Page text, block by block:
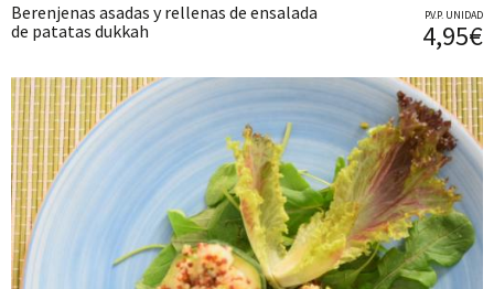
Berenjenas asadas y rellenas de ensalada
de patatas dukkah
P.V.P. UNIDAD
4,95€